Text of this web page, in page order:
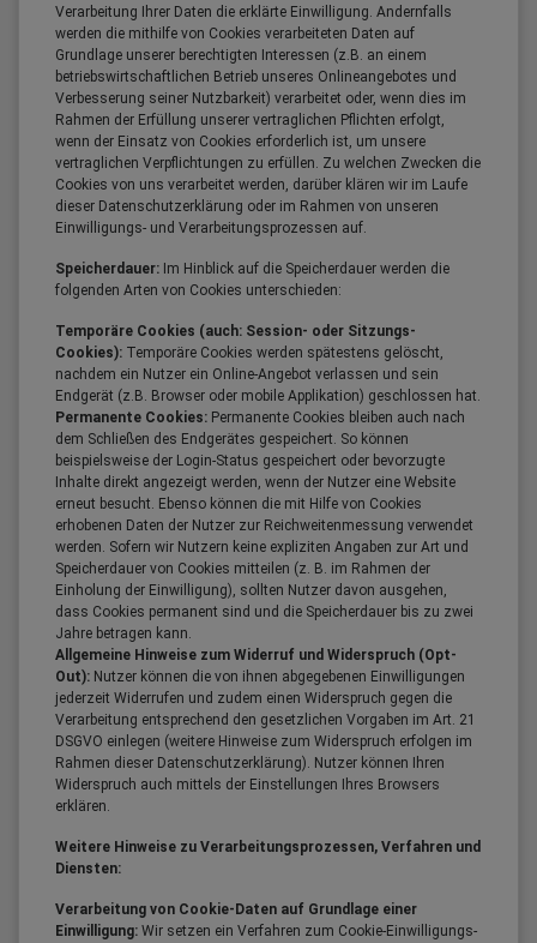
Verarbeitung Ihrer Daten die erklärte Einwilligung. Andernfalls
werden die mithilfe von Cookies verarbeiteten Daten auf
Grundlage unserer berechtigten Interessen (z.B. an einem
betriebswirtschaftlichen Betrieb unseres Onlineangebotes und
Verbesserung seiner Nutzbarkeit) verarbeitet oder, wenn dies im
Rahmen der Erfüllung unserer vertraglichen Pflichten erfolgt,
wenn der Einsatz von Cookies erforderlich ist, um unsere
vertraglichen Verpflichtungen zu erfüllen. Zu welchen Zwecken die
Cookies von uns verarbeitet werden, darüber klären wir im Laufe
dieser Datenschutzerklärung oder im Rahmen von unseren
Einwilligungs- und Verarbeitungsprozessen auf.
Speicherdauer: Im Hinblick auf die Speicherdauer werden die
folgenden Arten von Cookies unterschieden:
Temporäre Cookies (auch: Session- oder Sitzungs-
Cookies): Temporäre Cookies werden spätestens gelöscht,
nachdem ein Nutzer ein Online-Angebot verlassen und sein
Endgerät (z.B. Browser oder mobile Applikation) geschlossen hat.
Permanente Cookies: Permanente Cookies bleiben auch nach
dem Schließen des Endgerätes gespeichert. So können
beispielsweise der Login-Status gespeichert oder bevorzugte
Inhalte direkt angezeigt werden, wenn der Nutzer eine Website
erneut besucht. Ebenso können die mit Hilfe von Cookies
erhobenen Daten der Nutzer zur Reichweitenmessung verwendet
werden. Sofern wir Nutzern keine expliziten Angaben zur Art und
Speicherdauer von Cookies mitteilen (z. B. im Rahmen der
Einholung der Einwilligung), sollten Nutzer davon ausgehen,
dass Cookies permanent sind und die Speicherdauer bis zu zwei
Jahre betragen kann.
Allgemeine Hinweise zum Widerruf und Widerspruch (Opt-
Out): Nutzer können die von ihnen abgegebenen Einwilligungen
jederzeit Widerrufen und zudem einen Widerspruch gegen die
Verarbeitung entsprechend den gesetzlichen Vorgaben im Art. 21
DSGVO einlegen (weitere Hinweise zum Widerspruch erfolgen im
Rahmen dieser Datenschutzerklärung). Nutzer können Ihren
Widerspruch auch mittels der Einstellungen Ihres Browsers
erklären.
Weitere Hinweise zu Verarbeitungsprozessen, Verfahren und
Diensten:
Verarbeitung von Cookie-Daten auf Grundlage einer
Einwilligung: Wir setzen ein Verfahren zum Cookie-Einwilligungs-